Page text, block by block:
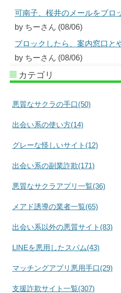
可南子、桜井のメールをブロ
by ちーさん (08/06)
ブロックしたら、案内窓口と
by ちーさん (08/06)
カテゴリ
悪質なサクラの手口(50)
出会い系の使い方(14)
グレーな怪しいサイト(12)
出会い系の副業詐欺(171)
悪質なサクラアプリ一覧(36)
メアド誘導の業者一覧(65)
出会い系以外の悪質サイト(83)
LINEを悪用したスパム(43)
マッチングアプリ悪用手口(29)
支援詐欺サイト一覧(307)